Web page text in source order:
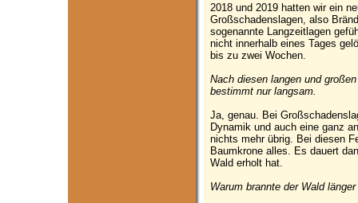
2018 und 2019 hatten wir ein
Großschadenslagen, also
sogenannte Langzeitlagen
nicht innerhalb eines Tages
bis zu zwei Wochen.
Nach diesen langen und
bestimmt nur langsam.
Ja, genau. Bei
Dynamik und auch eine ganz
nichts mehr übrig. Bei diesen
Baumkrone alles. Es dauert
Wald erholt hat.
Warum brannte der Wald